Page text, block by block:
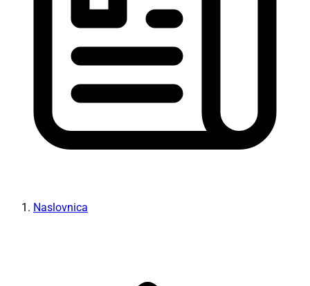
Naslovnica